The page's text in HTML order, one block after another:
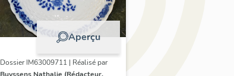
Aperçu
Dossier IM63009711 | Réalisé par
Buyssens Nathalie (Rédacteur,